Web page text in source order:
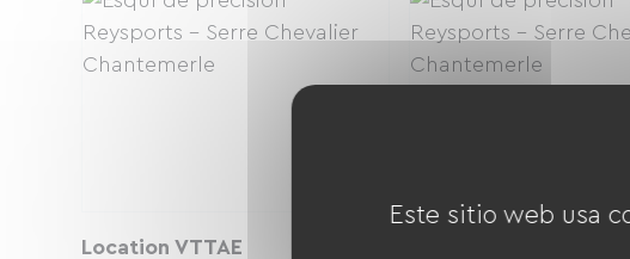
Location VTTAE
Este sitio web usa